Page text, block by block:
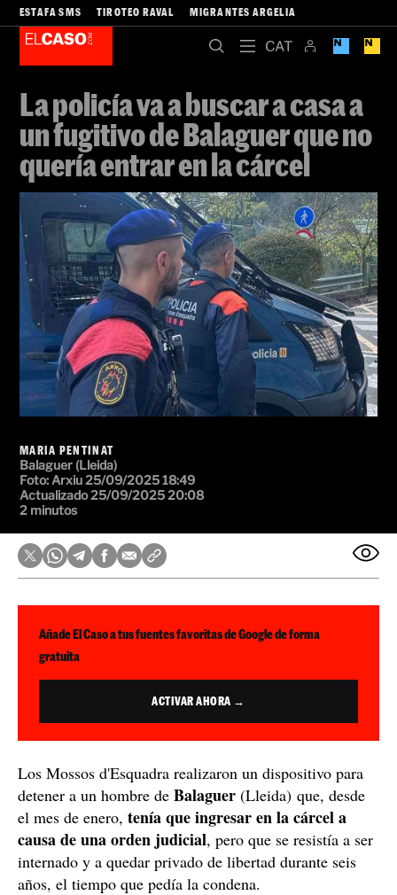
ESTAFA SMS TIROTEO RAVAL MIGRANTES ARGELIA
La policía va a buscar a casa a
un fugitivo de Balaguer que no
quería entrar en la cárcel
MARIA PENTINAT
Balaguer (Lleida)
Foto: Arxiu25/09/2025 18:49
Actualizado 25/09/2025 20:08
2 minutos
Añade El Caso a tus fuentes favoritas de Google de forma
gratuita
ACTIVAR AHORA →
Los Mossos d'Esquadra realizaron un dispositivo para
detener a un hombre de Balaguer (Lleida) que, desde
el mes de enero, tenía que ingresar en la cárcel a
causa de una orden judicial, pero que se resistía a ser
internado y a quedar privado de libertad durante seis
años, el tiempo que pedía la condena.